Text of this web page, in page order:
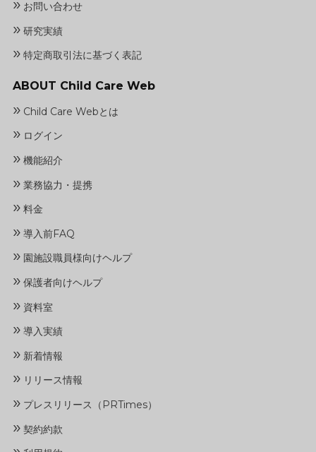
お問い合わせ
» 研究実績
» 特定商取引法に基づく表記
ABOUT Child Care Web
» Child Care Webとは
» ログイン
» 機能紹介
» 業務協力・提携
» 料金
» 導入前FAQ
» 園施設職員様向けヘルプ
» 保護者向けヘルプ
» 資料室
» 導入実績
» 新着情報
» リリース情報
» プレスリリース（PRTimes）
» 契約約款